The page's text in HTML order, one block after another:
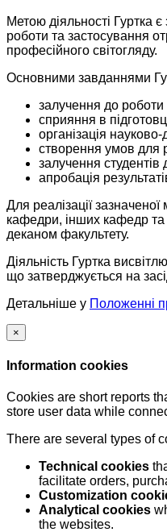
Метою діяльності Гуртка
роботи та застосування
професійного світогляду.
Основними завданнями
залучення до роботи
сприяння в
організація науково-
створення умов для
залучення
апробація
Для реалізації
кафедри, інших кафедр та
деканом факультету.
Діяльність Гуртка
що затверджується на
Детальніше у Положенні
×
Information cookies
Cookies are short reports
store user data while
There are several types of
Technical cookies
facilitate orders,
Customization
Analytical cookies
the websites.